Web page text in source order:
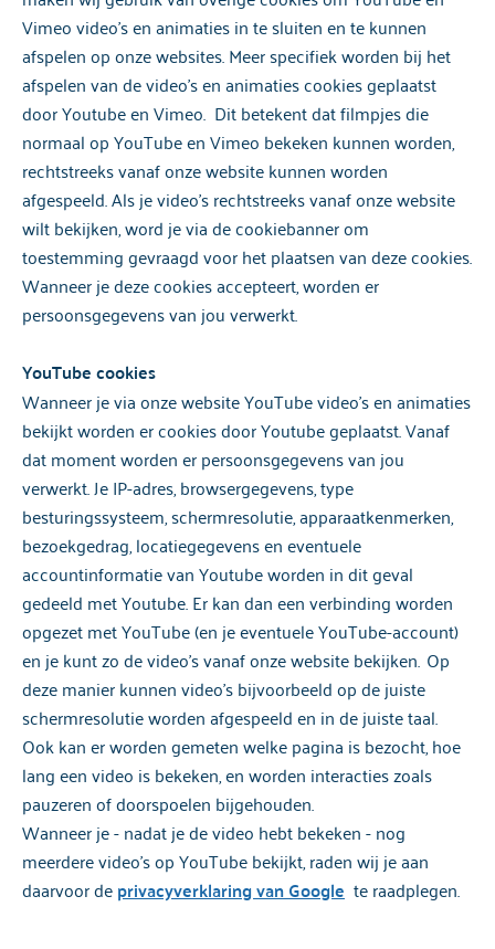
Vimeo video's en animaties in te sluiten en te kunnen
afspelen op onze websites. Meer specifiek worden bij het
afspelen van de video's en animaties cookies geplaatst
door Youtube en Vimeo. Dit betekent dat filmpjes die
normaal op YouTube en Vimeo bekeken kunnen worden,
rechtstreeks vanaf onze website kunnen worden
afgespeeld. Als je video’s rechtstreeks vanaf onze website
wilt bekijken, word je via de cookiebanner om
toestemming gevraagd voor het plaatsen van deze cookies.
Wanneer je deze cookies accepteert, worden er
persoonsgegevens van jou verwerkt.
YouTube cookies
Wanneer je via onze website YouTube video's en animaties
bekijkt worden er cookies door Youtube geplaatst. Vanaf
dat moment worden er persoonsgegevens van jou
verwerkt. Je IP-adres, browsergegevens, type
besturingssysteem, schermresolutie, apparaatkenmerken,
bezoekgedrag, locatiegegevens en eventuele
accountinformatie van Youtube worden in dit geval
gedeeld met Youtube. Er kan dan een verbinding worden
opgezet met YouTube (en je eventuele YouTube-account)
en je kunt zo de video's vanaf onze website bekijken. Op
deze manier kunnen video's bijvoorbeeld op de juiste
schermresolutie worden afgespeeld en in de juiste taal.
Ook kan er worden gemeten welke pagina is bezocht, hoe
lang een video is bekeken, en worden interacties zoals
pauzeren of doorspoelen bijgehouden.
Wanneer je - nadat je de video hebt bekeken - nog
meerdere video's op YouTube bekijkt, raden wij je aan
daarvoor deprivacyverklaring van Google te raadplegen.